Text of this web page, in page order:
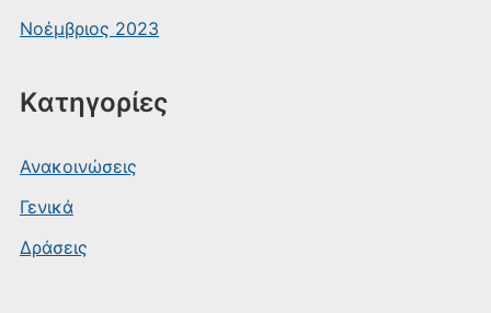
Νοέμβριος 2023
Kατηγορίες
Ανακοινώσεις
Γενικά
Δράσεις